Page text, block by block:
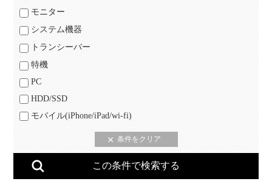
モニター
システム機器
トランシーバー
特機
PC
HDD/SSD
モバイル(iPhone/iPad/wi-fi)